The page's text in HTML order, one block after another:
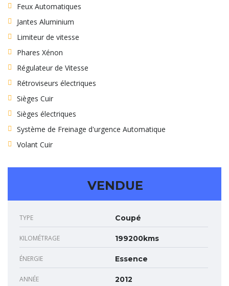
Feux Automatiques
Jantes Aluminium
Limiteur de vitesse
Phares Xénon
Régulateur de Vitesse
Rétroviseurs électriques
Sièges Cuir
Sièges électriques
Système de Freinage d'urgence Automatique
Volant Cuir
VENDUE
TYPE Coupé
KILOMÉTRAGE 199200kms
ÉNERGIE Essence
ANNÉE 2012